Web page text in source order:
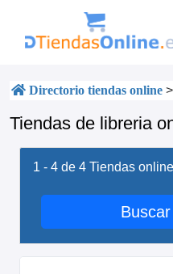
Directorio tiendas online >
Tiendas de libreria
1 - 4 de 4 Tiendas online